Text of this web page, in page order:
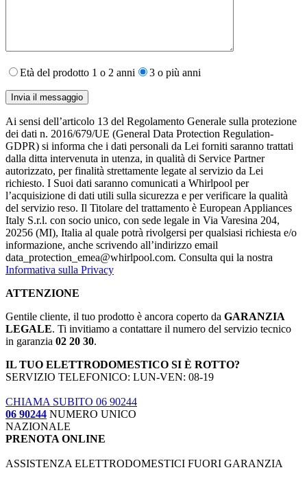
Età del prodotto 1 o 2 anni 3 o più anni
Ai sensi dell’articolo 13 del Regolamento Generale sulla protezione
dei dati n. 2016/679/UE (General Data Protection Regulation-
GDPR) si informa che i dati personali da Lei forniti saranno​ trattati
dalla ditta intervenuta in utenza,​ in qualità di Service Partner
autorizzato, per finalità strettamente legate al servizio da Lei
richiesto. I S​uoi dati saranno comunicati a Whirlpool per
l’acquisizione di dati utili sulla sicurezza e per verificare la qualità
del servizio reso. Il Titolare del trattamento è European Appliances
Italy S.r.l. con socio unico, con sede legale in Via Varesina 204,
20256 (MI), Italia al quale potrà rivolgersi per qualsiasi richiesta e/o
informazione, anche scrivendo all’indirizzo email
data_protection_emea@whirlpool.com. Consulta qui la nostra
Informativa sulla Privacy
ATTENZIONE
Gentile cliente, il tuo prodotto è ancora coperto da GARANZIA
LEGALE. Ti invitiamo a contattare il numero del servizio tecnico
in garanzia 02 20 30.
IL TUO ELETTRODOMESTICO SI È ROTTO?
SERVIZIO TELEFONICO: LUN-VEN: 08-19
CHIAMA SUBITO 06 90244
06 90244 NUMERO UNICO
NAZIONALE
PRENOTA ONLINE
ASSISTENZA ELETTRODOMESTICI FUORI GARANZIA